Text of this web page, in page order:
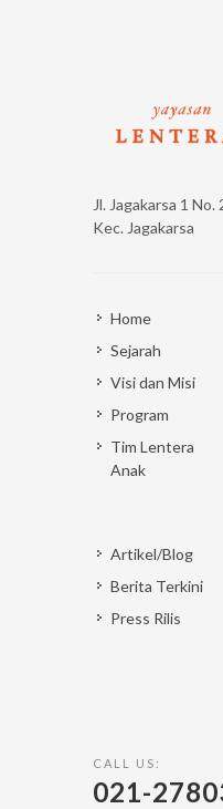
Jl. Jagakarsa 1
Kec. Jagakarsa
Home
Sejarah
Visi dan Misi
Program
Tim Lentera
Anak
Artikel/Blog
Berita Terkini
Press Rilis
CALL US:
021-